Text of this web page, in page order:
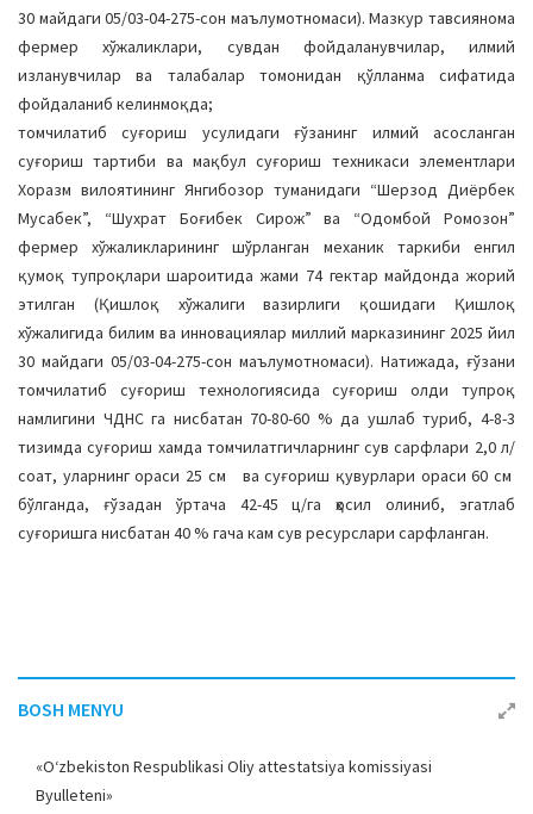
30 майдаги 05/03-04-275-сон маълумотномаси). Мазкур тавсиянома
фермер хўжаликлари, сувдан фойдаланувчилар, илмий
изланувчилар ва талабалар томонидан қўлланма сифатида
фойдаланиб келинмоқда;
томчилатиб суғориш усулидаги ғўзанинг илмий асосланган
суғориш тартиби ва мақбул суғориш техникаси элементлари
Хоразм вилоятининг Янгибозор туманидаги “Шерзод Диёрбек
Мусабек”, “Шухрат Боғибек Сирож” ва “Одомбой Ромозон”
фермер хўжаликларининг шўрланган механик таркиби енгил
қумоқ тупроқлари шароитида жами 74 гектар майдонда жорий
этилган (Қишлоқ хўжалиги вазирлиги қошидаги Қишлоқ
хўжалигида билим ва инновациялар миллий марказининг 2025 йил
30 майдаги 05/03-04-275-сон маълумотномаси). Натижада, ғўзани
томчилатиб суғориш технологиясида суғориш олди тупроқ
намлигини ЧДНС га нисбатан 70-80-60 % да ушлаб туриб, 4-8-3
тизимда суғориш хамда томчилатгичларнинг сув сарфлари 2,0 л/
соат, уларнинг ораси 25 см ва суғориш қувурлари ораси 60 см
бўлганда, ғўзадан ўртача 42-45 ц/га ҳосил олиниб, эгатлаб
суғоришга нисбатан 40 % гача кам сув ресурслари сарфланган.
BOSH MENYU
«O‘zbekiston Respublikasi Oliy attestatsiya komissiyasi
Byulleteni»